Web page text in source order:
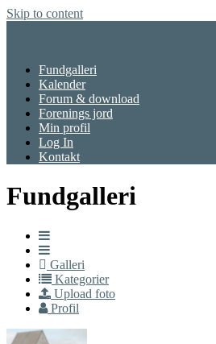
Skip to content
Fundgalleri
Kalender
Forum & download
Forenings jord
Min profil
Log In
Kontakt
Fundgalleri
Galleri
Kategorier
Upload foto
Profil